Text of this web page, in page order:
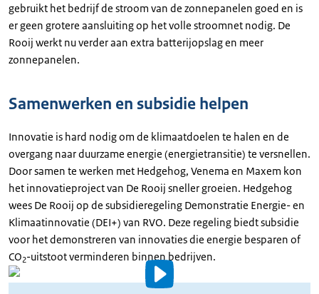
gebruikt het bedrijf de stroom van de zonnepanelen goed en is
er geen grotere aansluiting op het volle stroomnet nodig. De
Rooij werkt nu verder aan extra batterijopslag en meer
zonnepanelen.
Video
Samenwerken en subsidie helpen
Innovatie is hard nodig om de klimaatdoelen te halen en de
overgang naar duurzame energie (energietransitie) te versnellen.
Door samen te werken met Hedgehog, Venema en Maxem kon
het innovatieproject van De Rooij sneller groeien. Hedgehog
wees De Rooij op de subsidieregeling Demonstratie Energie- en
Klimaatinnovatie (DEI+) van RVO. Deze regeling biedt subsidie
voor het demonstreren van innovaties die energie besparen of
CO2-uitstoot verminderen binnen bedrijven.